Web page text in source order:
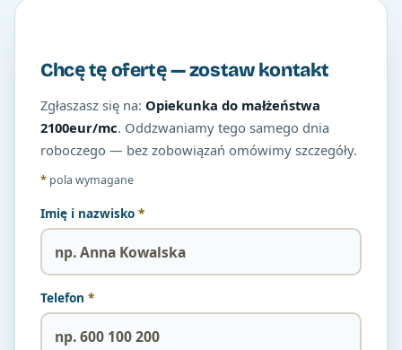
Chcę tę ofertę — zostaw kontakt
Zgłaszasz się na: Opiekunka do małżeństwa
2100eur/mc. Oddzwaniamy tego samego dnia
roboczego — bez zobowiązań omówimy szczegóły.
* pola wymagane
Imię i nazwisko *
Telefon *